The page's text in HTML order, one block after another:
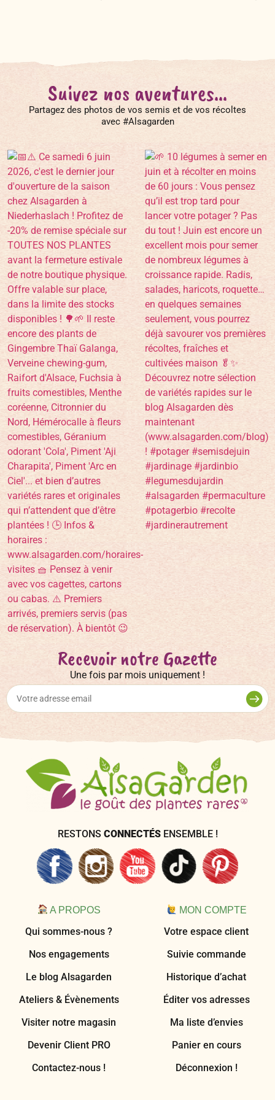
Suivez nos aventures...
Partagez des photos de vos semis et de vos récoltes
avec #Alsagarden
Recevoir notre Gazette
Une fois par mois uniquement !
RESTONS CONNECTÉS ENSEMBLE !
A PROPOS
Qui sommes-nous ?
Nos engagements
Le blog Alsagarden
Ateliers & Évènements
Visiter notre magasin
Devenir Client PRO
Contactez-nous !
MON COMPTE
Votre espace client
Suivie commande
Historique d’achat
Éditer vos adresses
Ma liste d’envies
Panier en cours
Déconnexion !